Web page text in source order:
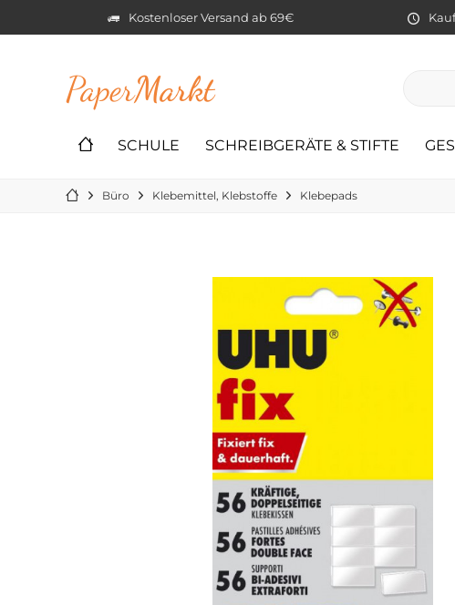
Kostenloser Versand ab 69€
PaperMarkt
SCHULE SCHREIBGERÄTE & STIFTE
Büro Klebemittel, Klebstoffe Klebepads